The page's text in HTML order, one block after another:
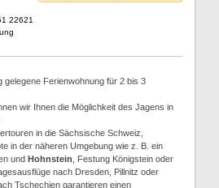
22621
gelegene Ferienwohnung für 2 bis 3
wir Ihnen die Möglichkeit des Jagens in
in die Sächsische Schweiz,
in der näheren Umgebung wie z. B. ein
und Hohnstein , Festung Königstein oder
nach Dresden, Pillnitz oder
Tschechien garantieren einen